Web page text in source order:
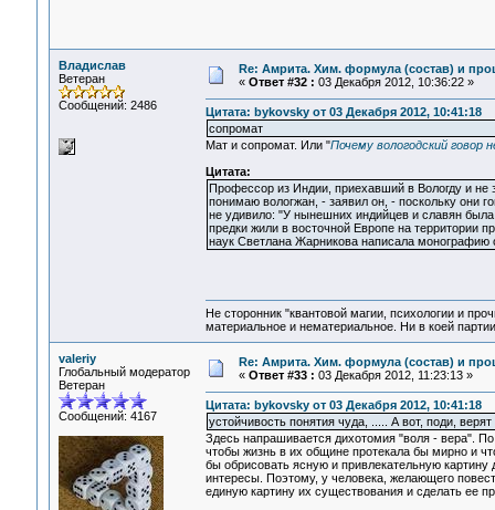
Владислав
Ветеран
Сообщений: 2486
Re: Амрита. Хим. формула (состав) и
« Ответ #32 : 03 Декабря 2012, 10:36:22 »
Цитата: bykovsky от 03 Декабря 2012, 10:41:18
сопромат
Мат и сопромат. Или "Почему вологодский говор
Цитата:
Профессор из Индии, приехавший в Вологду и не
понимаю вологжан, - заявил он, - поскольку они
не удивило: "У нынешних индийцев и славян
предки жили в восточной Европе на территории
наук Светлана Жарникова написала монографию
Не сторонник "квантовой магии, психологии и
материальное и нематериальное. Ни в коей
valeriy
Глобальный модератор
Ветеран
Сообщений: 4167
Re: Амрита. Хим. формула (состав) и
« Ответ #33 : 03 Декабря 2012, 11:23:13 »
Цитата: bykovsky от 03 Декабря 2012, 10:41:18
устойчивость понятия чуда, ..... А вот, поди, верят
Здесь напрашивается дихотомия "воля - вера".
чтобы жизнь в их общине протекала бы мирно и
бы обрисовать ясную и привлекательную
интересы. Поэтому, у человека, желающего
единую картину их существования и сделать ее